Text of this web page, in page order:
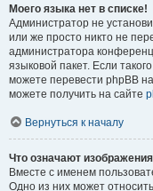
Моего языка нет в списке!
Администратор не
или же просто никто не
администратора
языковой пакет. Если
можете перевести phpBB
можете получить на сайте
Вернуться к началу
Что означают
Вместе с именем
Одно из них может